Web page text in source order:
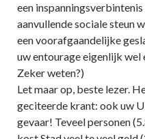
een
aanvullende sociale steun
een voorafgaandelijke
uw entourage eigenlijk
Zeker weten?)
Let maar op, beste lezer.
geciteerde krant: ook uw
gevaar! Teveel personen